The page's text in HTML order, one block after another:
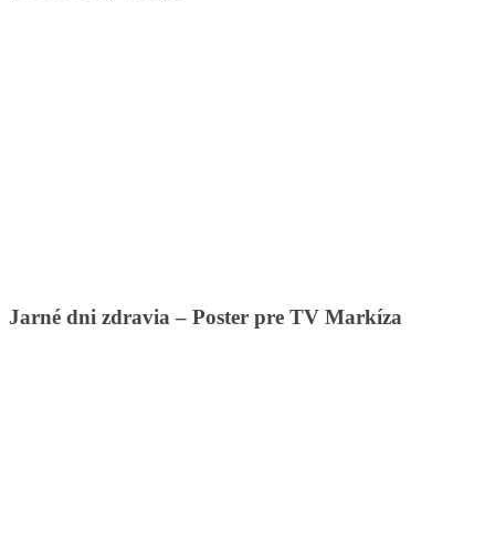
Jarné dni zdravia – Poster pre TV Markíza